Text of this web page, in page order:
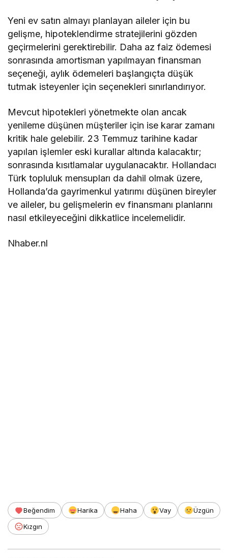
Yeni ev satın almayı planlayan aileler için bu
gelişme, hipoteklendirme stratejilerini gözden
geçirmelerini gerektirebilir. Daha az faiz ödemesi
sonrasında amortisman yapılmayan finansman
seçeneği, aylık ödemeleri başlangıçta düşük
tutmak isteyenler için seçenekleri sınırlandırıyor.
Mevcut hipotekleri yönetmekte olan ancak
yenileme düşünen müşteriler için ise karar zamanı
kritik hale gelebilir. 23 Temmuz tarihine kadar
yapılan işlemler eski kurallar altında kalacaktır;
sonrasında kısıtlamalar uygulanacaktır. Hollandacı
Türk topluluk mensupları da dahil olmak üzere,
Hollanda’da gayrimenkul yatırımı düşünen bireyler
ve aileler, bu gelişmelerin ev finansmanı planlarını
nasıl etkileyeceğini dikkatlice incelemelidir.
Nhaber.nl
Beğendim Harika Haha Vay
Üzgün
Kızgın